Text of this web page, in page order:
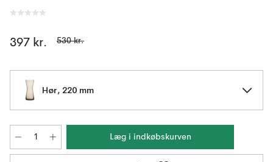
397 kr. 530 kr.
Hør, 220 mm
Læg i indkøbskurven